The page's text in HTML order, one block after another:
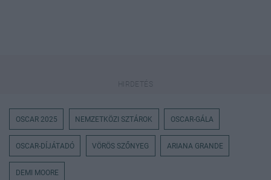
OSCAR 2025 NEMZETKÖZI SZTÁROK OSCAR-GÁLA
OSCAR-DÍJÁTADÓ VÖRÖS SZŐNYEG ARIANA GRANDE
DEMI MOORE